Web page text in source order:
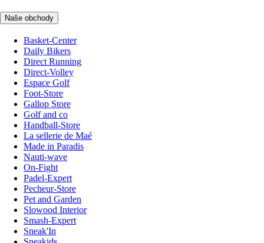
Naše obchody
Basket-Center
Daily Bikers
Direct Running
Direct-Volley
Espace Golf
Foot-Store
Gallop Store
Golf and co
Handball-Store
La sellerie de Maé
Made in Paradis
Nauti-wave
On-Fight
Padel-Expert
Pecheur-Store
Pet and Garden
Slowood Interior
Smash-Expert
Sneak'In